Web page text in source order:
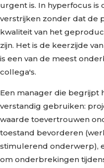
urgent is. In hyperfocus
verstrijken zonder dat de
kwaliteit van het
zijn. Het is de keerzijde
is een van de meest
collega's.
Een manager die begrijpt
verstandig gebruiken:
waarde toevertrouwen
toestand bevorderen
stimulerend onderwerp),
om onderbrekingen